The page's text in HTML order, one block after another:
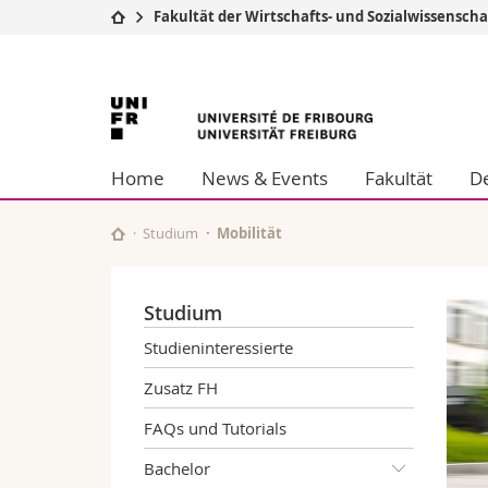
Studium
Campus
Universität
Weiterbildung
Theologische
Philosophische
Fak. für
Fakultät der Wirtschafts- und
Universität
Freiburg
Home News & Events Fakultät
Studium Mobilität
Studium
Studieninteressierte
Zusatz FH
FAQs und Tutorials
Bachelor